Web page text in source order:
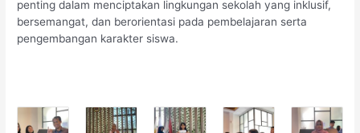
penting dalam menciptakan lingkungan sekolah yang inklusif,
bersemangat, dan berorientasi pada pembelajaran serta
pengembangan karakter siswa.